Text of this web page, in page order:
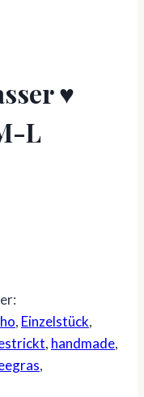
♥
L
, Einzelstück,
, handmade,
,